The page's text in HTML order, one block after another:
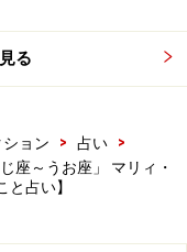
る
ョン > 占い
>
座～うお座」 マリィ・
占い】